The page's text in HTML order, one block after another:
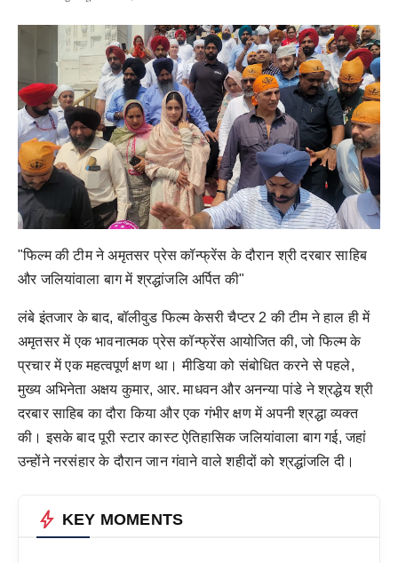
"फिल्म की टीम ने अमृतसर प्रेस कॉन्फ्रेंस के दौरान श्री दरबार साहिब
और जलियांवाला बाग में श्रद्धांजलि अर्पित की"
लंबे इंतजार के बाद, बॉलीवुड फिल्म केसरी चैप्टर 2 की टीम ने हाल ही में
अमृतसर में एक भावनात्मक प्रेस कॉन्फ्रेंस आयोजित की, जो फिल्म के
प्रचार में एक महत्वपूर्ण क्षण था। मीडिया को संबोधित करने से पहले,
मुख्य अभिनेता अक्षय कुमार, आर. माधवन और अनन्या पांडे ने श्रद्धेय श्री
दरबार साहिब का दौरा किया और एक गंभीर क्षण में अपनी श्रद्धा व्यक्त
की। इसके बाद पूरी स्टार कास्ट ऐतिहासिक जलियांवाला बाग गई, जहां
उन्होंने नरसंहार के दौरान जान गंवाने वाले शहीदों को श्रद्धांजलि दी।
bolt KEY MOMENTS